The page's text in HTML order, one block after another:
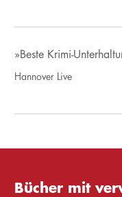
»Beste Krimi-
Hannover Live
Bücher mit